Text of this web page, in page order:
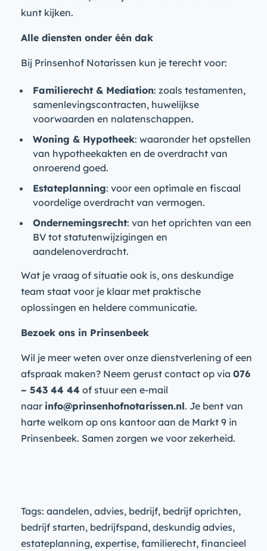
kunt kijken.
Alle diensten onder één dak
Bij Prinsenhof Notarissen kun je terecht voor:
Familierecht & Mediation: zoals testamenten,
samenlevingscontracten, huwelijkse
voorwaarden en nalatenschappen.
Woning & Hypotheek: waaronder het opstellen
van hypotheekakten en de overdracht van
onroerend goed.
Estateplanning: voor een optimale en fiscaal
voordelige overdracht van vermogen.
Ondernemingsrecht: van het oprichten van een
BV tot statutenwijzigingen en
aandelenoverdracht.
Wat je vraag of situatie ook is, ons deskundige
team staat voor je klaar met praktische
oplossingen en heldere communicatie.
Bezoek ons in Prinsenbeek
Wil je meer weten over onze dienstverlening of een
afspraak maken? Neem gerust contact op via 076
– 543 44 44 of stuur een e-mail
naar info@prinsenhofnotarissen.nl. Je bent van
harte welkom op ons kantoor aan de Markt 9 in
Prinsenbeek. Samen zorgen we voor zekerheid.
Tags: aandelen, advies, bedrijf, bedrijf oprichten,
bedrijf starten, bedrijfspand, deskundig advies,
estateplanning, expertise, familierecht, financieel